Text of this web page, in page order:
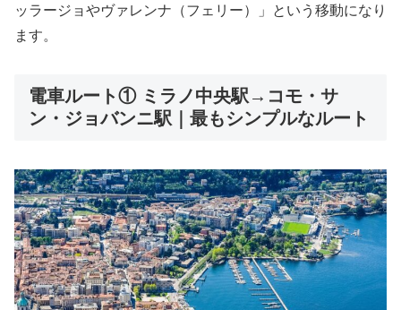
ッラージョやヴァレンナ（フェリー）」という移動になり
ます。
電車ルート① ミラノ中央駅→コモ・サ
ン・ジョバンニ駅｜最もシンプルなルート